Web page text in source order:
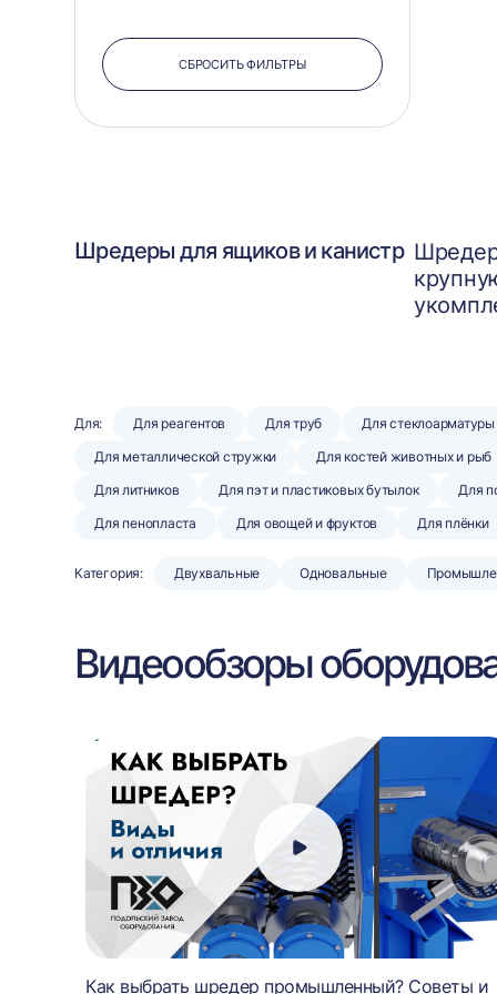
СБРОСИТЬ ФИЛЬТРЫ
Шредеры для ящиков и канистр
Для: Для реагентов Для труб Для стеклоарматуры
Для металлической стружки
Для костей животных и рыб
Для литников
Для пэт и пластиковых бутылок Для
Для пенопласта
Для овощей и фруктов Для плёнки
Категория: Двухвальные Одновальные
Видеообзоры
Как выбрать шредер промышленный? Советы и